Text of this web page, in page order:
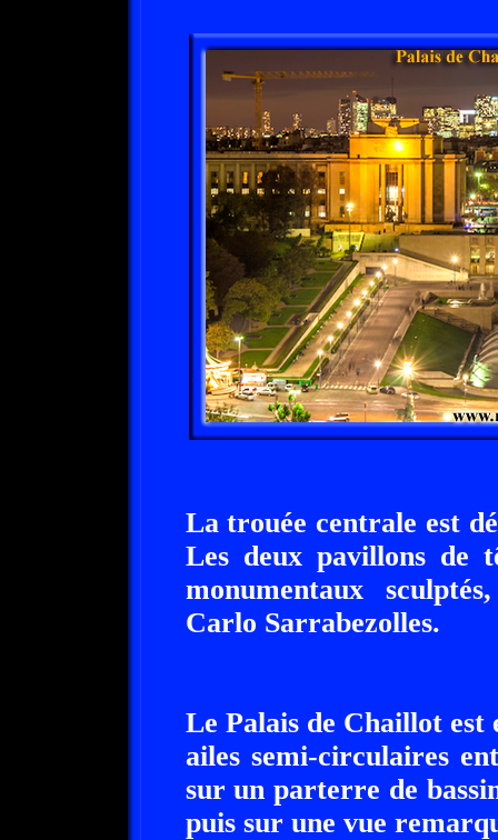
La trouée centrale est
Les deux pavillons de
monumentaux
Carlo Sarrabezolles.
Le Palais de Chaillot est
ailes semi-circulaires
sur un parterre de
puis sur une vue